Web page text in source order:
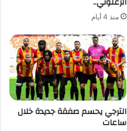
منذ 4 أيام
الترجي يحسم صفقة جديدة خلال
ساعات